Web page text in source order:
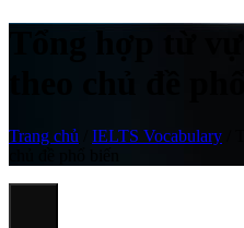
Tổng hợp từ
Trang chủ IELTS Vocabulary